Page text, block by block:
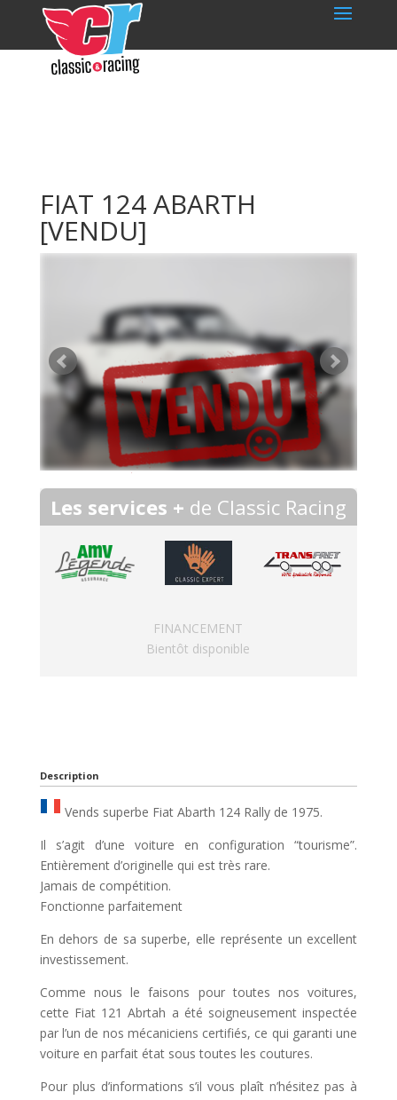
FIAT 124 ABARTH
[VENDU]
Les services + de Classic Racing
FINANCEMENT
Bientôt disponible
Description
Vends superbe Fiat Abarth 124 Rally de 1975.
Il s’agit d’une voiture en configuration “tourisme”.
Entièrement d’originelle qui est très rare.
Jamais de compétition.
Fonctionne parfaitement
En dehors de sa superbe, elle représente un excellent
investissement.
Comme nous le faisons pour toutes nos voitures,
cette Fiat 121 Abrtah a été soigneusement inspectée
par l’un de nos mécaniciens certifiés, ce qui garanti une
voiture en parfait état sous toutes les coutures.
Pour plus d’informations s’il vous plaît n’hésitez pas à